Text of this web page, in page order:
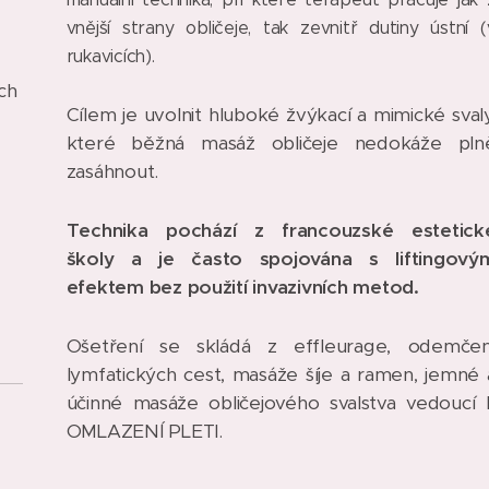
vnější strany obličeje, tak zevnitř dutiny ústní
rukavicích).
Cílem je uvolnit hluboké žvýkací a mimické
které běžná masáž obličeje nedokáže
zasáhnout.
Technika pochází z francouzské
školy a je často spojována s
efektem bez použití invazivních metod.
Ošetření se skládá z effleurage,
lymfatických cest, masáže šíje a ramen, jemné
účinné masáže obličejového svalstva vedoucí
OMLAZENÍ PLETI.